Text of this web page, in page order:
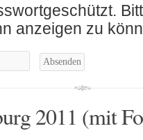
anzeigen zu
2011 (mit